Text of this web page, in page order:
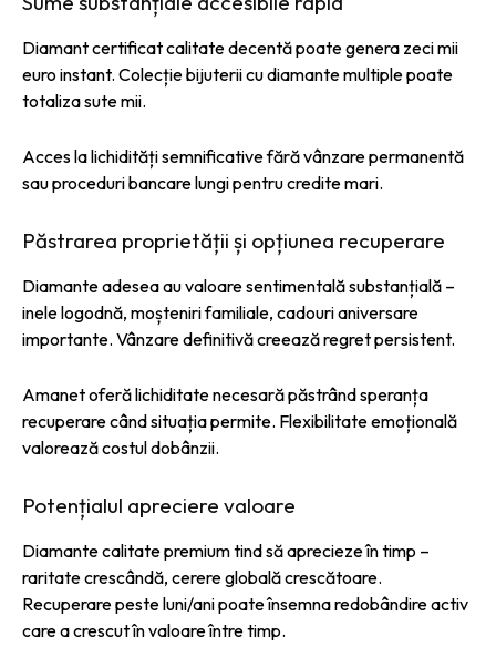
Diamant certificat calitate decentă poate genera zeci mii
euro instant. Colecție bijuterii cu diamante multiple poate
totaliza sute mii.
Acces la lichidități semnificative fără vânzare permanentă
sau proceduri bancare lungi pentru credite mari.
Păstrarea proprietății și opțiunea recuperare
Diamante adesea au valoare sentimentală substanțială –
inele logodnă, moșteniri familiale, cadouri aniversare
importante. Vânzare definitivă creează regret persistent.
Amanet oferă lichiditate necesară păstrând speranța
recuperare când situația permite. Flexibilitate emoțională
valorează costul dobânzii.
Potențialul apreciere valoare
Diamante calitate premium tind să aprecieze în timp –
raritate crescândă, cerere globală crescătoare.
Recuperare peste luni/ani poate însemna redobândire activ
care a crescut în valoare între timp.